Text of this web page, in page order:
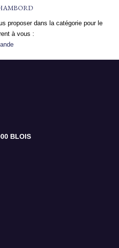
proposer dans la catégorie pour le
à vous :
BLOIS